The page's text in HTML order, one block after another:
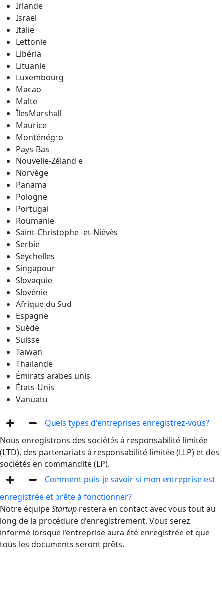
Irlande
Israël
Italie
Lettonie
Libéria
Lituanie
Luxembourg
Macao
Malte
ÎlesMarshall
Maurice
Monténégro
Pays-Bas
Nouvelle-Zéland e
Norvège
Panama
Pologne
Portugal
Roumanie
Saint-Christophe -et-Niévès
Serbie
Seychelles
Singapour
Slovaquie
Slovénie
Afrique du Sud
Espagne
Suède
Suisse
Taïwan
Thaïlande
Émirats arabes unis
États-Unis
Vanuatu
Quels types d'entreprises enregistrez-vous?
Nous enregistrons des sociétés à responsabilité limitée
(LTD), des partenariats à responsabilité limitée (LLP) et des
sociétés en commandite (LP).
Comment puis-je savoir si mon entreprise est
enregistrée et prête à fonctionner?
Notre équipeStartup restera en contact avec vous tout au
long de la procédure d’enregistrement. Vous serez
informé lorsque l’entreprise aura été enregistrée et que
tous les documents seront prêts.